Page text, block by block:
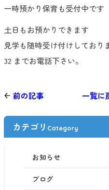
一時預かり保育も受付中です
土日もお預かりできます
見学も随時受け付けしており
32 までお電話下さい。
前の記事 一覧に
カテゴリ Category
お知らせ
ブログ